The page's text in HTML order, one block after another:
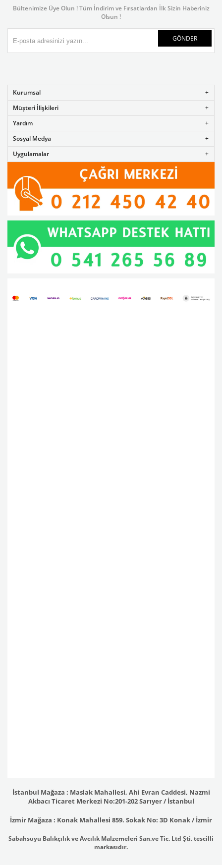
Bültenimize Üye Olun ! Tüm İndirim ve Fırsatlardan İlk Sizin Haberiniz
Olsun !
GÖNDER
Kurumsal
Müşteri İlişkileri
Yardım
Sosyal Medya
Uygulamalar
İstanbul Mağaza : Maslak Mahallesi, Ahi Evran Caddesi, Nazmi
Akbacı Ticaret Merkezi No:201-202 Sarıyer / İstanbul
İzmir Mağaza : Konak Mahallesi 859. Sokak No: 3D Konak / İzmir
Sabahsuyu Balıkçılık ve Avcılık Malzemeleri San.ve Tic. Ltd Şti. tescilli
markasıdır.